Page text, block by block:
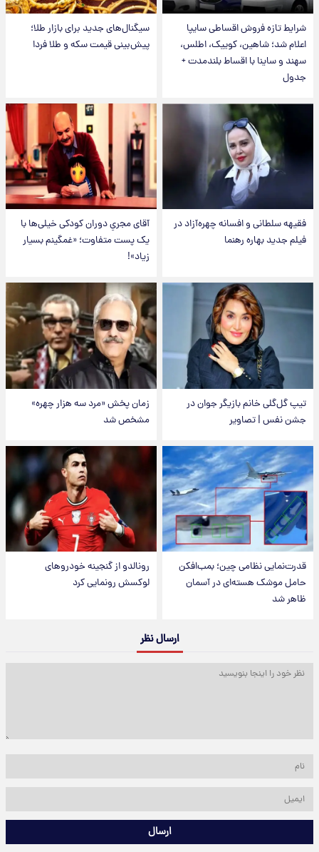
شرایط تازه فروش اقساطی سایپا
اعلام شد؛ شاهین، کوییک، اطلس،
سهند و ساینا با اقساط بلندمدت +
جدول
سیگنال‌های جدید برای بازار طلا؛
پیش‌بینی قیمت سکه و طلا فردا
فقیهه سلطانی و افسانه چهره‌آزاد در
فیلم جدید بهاره رهنما
آقای مجریِ دوران کودکی خیلی‌ها با
یک پست متفاوت؛ «غمگینم بسیار
زیاد»!
تیپ گل‌گلی خانم بازیگر جوان در
جشن نفس | تصاویر
زمان پخش «مرد سه هزار چهره»
مشخص شد
قدرت‌نمایی نظامی چین؛ بمب‌افکن
حامل موشک هسته‌ای در آسمان
ظاهر شد
رونالدو از گنجینه خودروهای
لوکسش رونمایی کرد
ارسال نظر
ارسال